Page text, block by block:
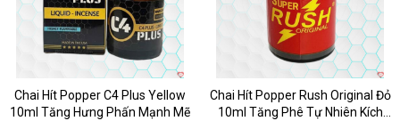
Chai Hít Popper C4 Plus Yellow
10ml Tăng Hưng Phấn Mạnh Mẽ
Chai Hít Popper Rush Original Đỏ
10ml Tăng Phê Tự Nhiên Kích